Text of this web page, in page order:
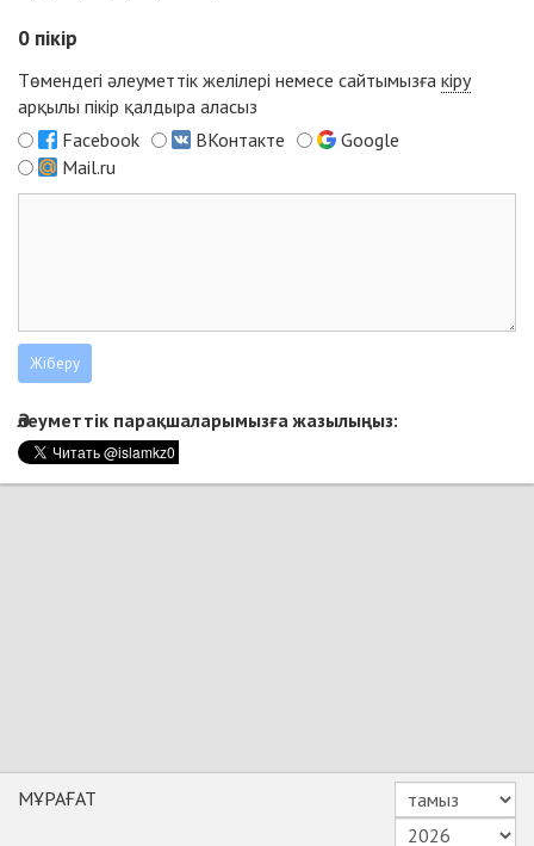
0 пікір
Төмендегі әлеуметтік желілері немесе сайтымызға кіру
арқылы пікір қалдыра аласыз
Facebook
ВКонтакте
Google
Mail.ru
Әлеуметтік парақшаларымызға жазылыңыз:
МҰРАҒАТ